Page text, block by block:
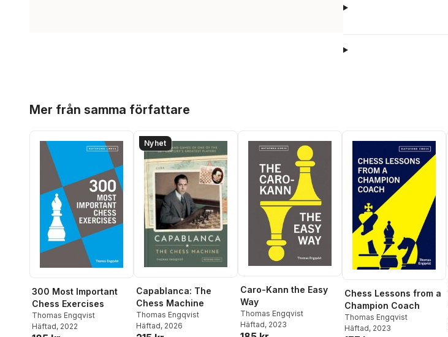
Mer från samma författare
300 Most Important
Chess Exercises
Thomas Engqvist
Häftad, 2022
Nyhet
Capablanca: The
Chess Machine
Thomas Engqvist
Häftad, 2026
Caro-Kann the Easy
Way
Thomas Engqvist
Häftad, 2023
Chess Lessons from a
Champion Coach
Thomas Engqvist
Häftad, 2023